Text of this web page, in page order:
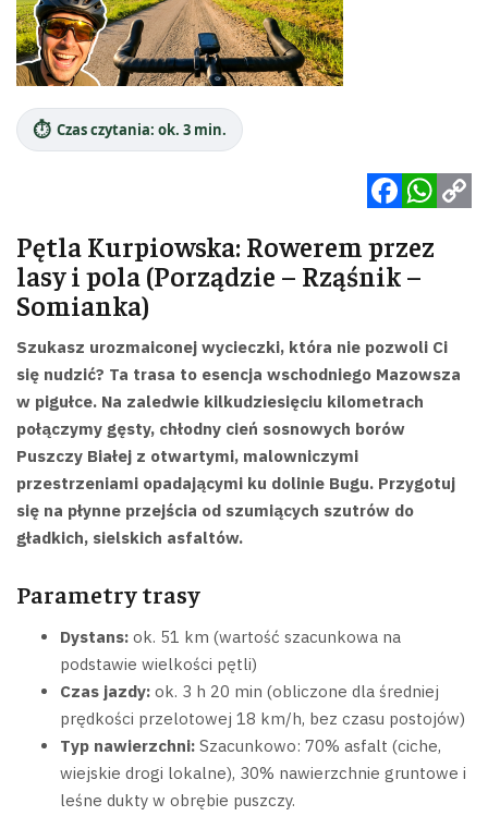
⏱️ Czas czytania: ok. 3 min.
Pętla Kurpiowska: Rowerem przez
lasy i pola (Porządzie – Rząśnik –
Somianka)
Szukasz urozmaiconej wycieczki, która nie pozwoli Ci
się nudzić? Ta trasa to esencja wschodniego Mazowsza
w pigułce. Na zaledwie kilkudziesięciu kilometrach
połączymy gęsty, chłodny cień sosnowych borów
Puszczy Białej z otwartymi, malowniczymi
przestrzeniami opadającymi ku dolinie Bugu. Przygotuj
się na płynne przejścia od szumiących szutrów do
gładkich, sielskich asfaltów.
Parametry trasy
Dystans: ok. 51 km (wartość szacunkowa na
podstawie wielkości pętli)
Czas jazdy: ok. 3 h 20 min (obliczone dla średniej
prędkości przelotowej 18 km/h, bez czasu postojów)
Typ nawierzchni: Szacunkowo: 70% asfalt (ciche,
wiejskie drogi lokalne), 30% nawierzchnie gruntowe i
leśne dukty w obrębie puszczy.